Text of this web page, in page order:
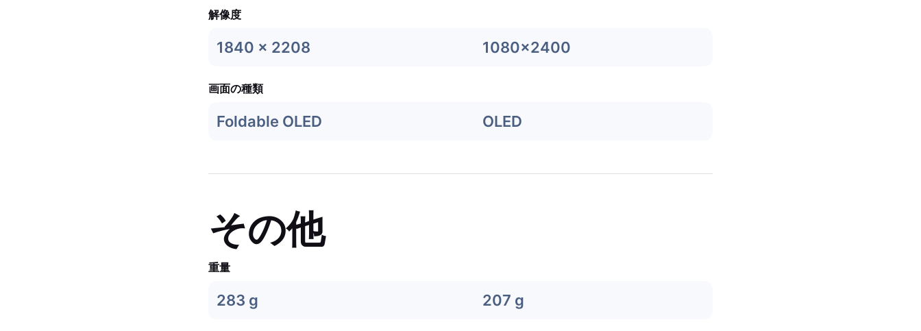
解像度
1840 x 2208 1080x2400
画面の種類
Foldable OLED OLED
その他
重量
283 g 207 g